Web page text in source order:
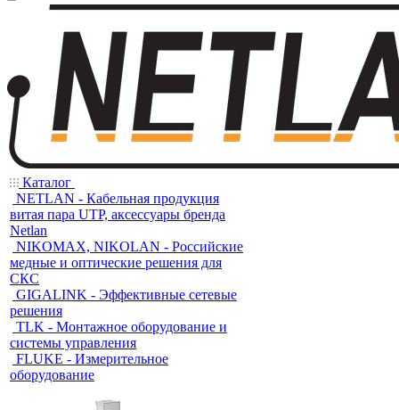
Каталог
NETLAN - Кабельная продукция
витая пара UTP, аксессуары бренда
Netlan
NIKOMAX, NIKOLAN - Российские
медные и оптические решения для
СКС
GIGALINK - Эффективные сетевые
решения
TLK - Монтажное оборудование и
системы управления
FLUKE - Измерительное
оборудование